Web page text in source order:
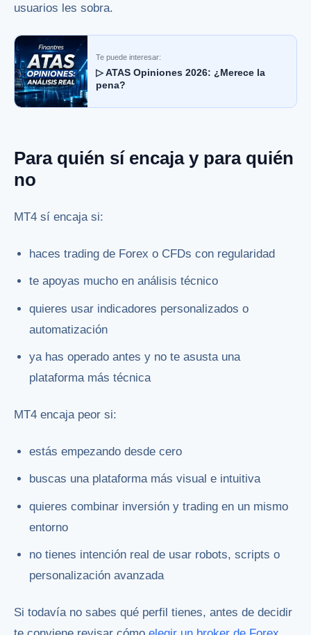
usuarios les sobra.
Te puede interesar:
▷ ATAS Opiniones 2026: ¿Merece la
pena?
Para quién sí encaja y para quién
no
MT4 sí encaja si:
haces trading de Forex o CFDs con regularidad
te apoyas mucho en análisis técnico
quieres usar indicadores personalizados o
automatización
ya has operado antes y no te asusta una
plataforma más técnica
MT4 encaja peor si:
estás empezando desde cero
buscas una plataforma más visual e intuitiva
quieres combinar inversión y trading en un mismo
entorno
no tienes intención real de usar robots, scripts o
personalización avanzada
Si todavía no sabes qué perfil tienes, antes de decidir